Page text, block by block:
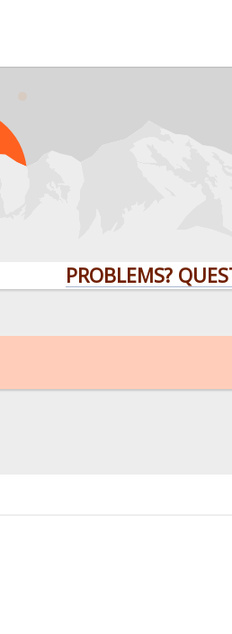
PROBLEMS?